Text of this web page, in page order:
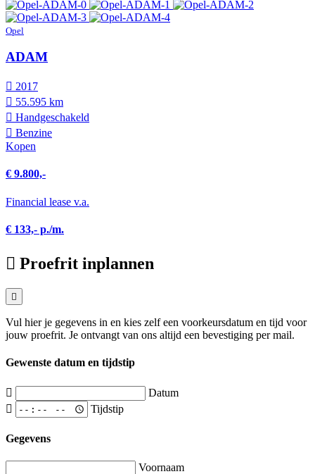
Opel
ADAM
2017
55.595 km
Hand­geschakeld
Benzine
Kopen
€ 9.800,-
Financial lease v.a.
€ 133,- p./m.
Proefrit inplannen
Vul hier je gegevens in en kies zelf een voorkeursdatum en tijd voor
jouw proefrit. Je ontvangt van ons altijd een bevestiging per mail.
Gewenste datum en tijdstip
Datum
Tijdstip
Gegevens
Voornaam